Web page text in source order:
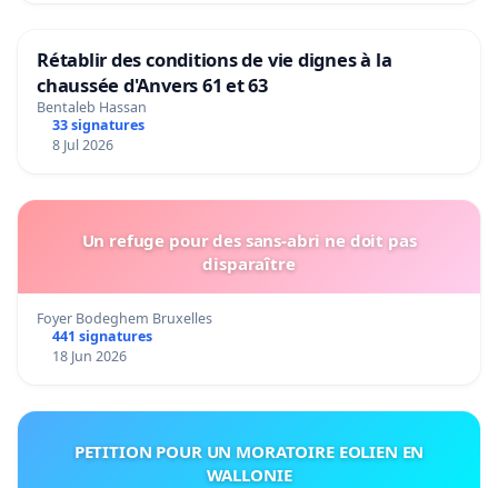
Rétablir des conditions de vie dignes à la
chaussée d'Anvers 61 et 63
Bentaleb Hassan
33 signatures
8 Jul 2026
Un refuge pour des sans-abri ne doit pas
disparaître
Foyer Bodeghem Bruxelles
441 signatures
18 Jun 2026
PETITION POUR UN MORATOIRE EOLIEN EN
WALLONIE